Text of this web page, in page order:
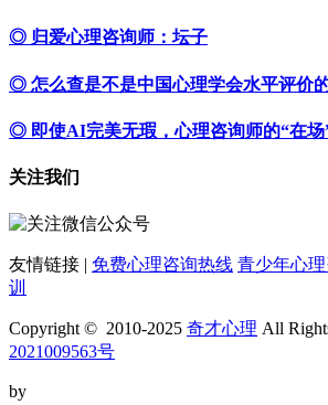
◎ 归爱心理咨询师：坛子
◎ 怎么查是不是中国心理学会水平评价
◎ 即使AI完美无瑕，心理咨询师的“在场
关注我们
友情链接 | 免费心理咨询热线 青少年心
训
Copyright © 2010-2025 奇才心理 All
2021009563号
by